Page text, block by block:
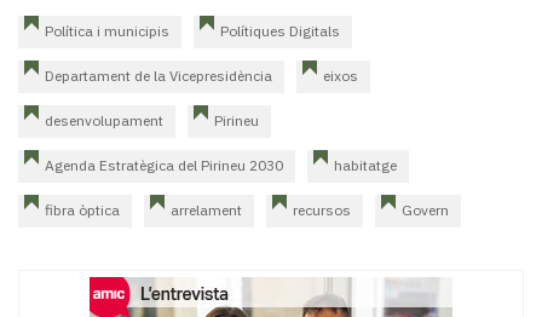
Política i municipis Polítiques Digitals
Departament de la Vicepresidència eixos
desenvolupament Pirineu
Agenda Estratègica del Pirineu 2030 habitatge
fibra òptica arrelament recursos Govern